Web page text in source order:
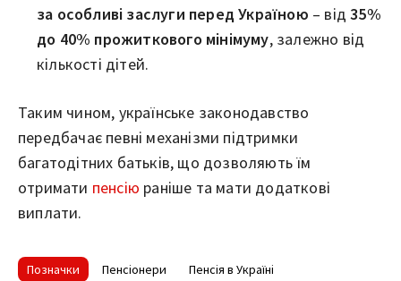
за особливі заслуги перед Україною – від35%
до 40% прожиткового мінімуму, залежно від
кількості дітей.
Таким чином, українське законодавство
передбачає певні механізми підтримки
багатодітних батьків, що дозволяють їм
отримати пенсію раніше та мати додаткові
виплати.
Позначки Пенсіонери
Пенсія в Україні